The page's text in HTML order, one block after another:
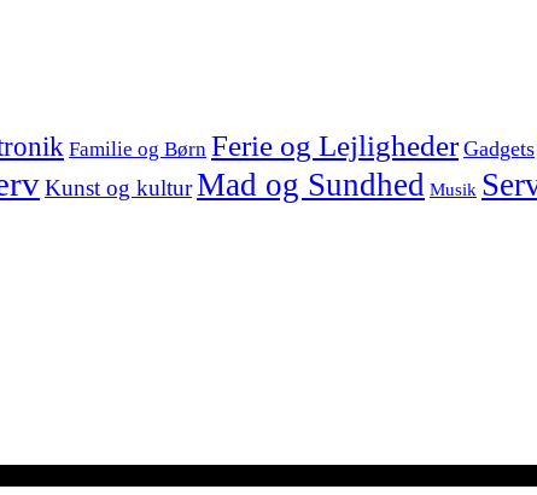
Familie og Børn Ferie og Lejligheder Gadgets
Kunst og kulturMad og Sundhed Musik